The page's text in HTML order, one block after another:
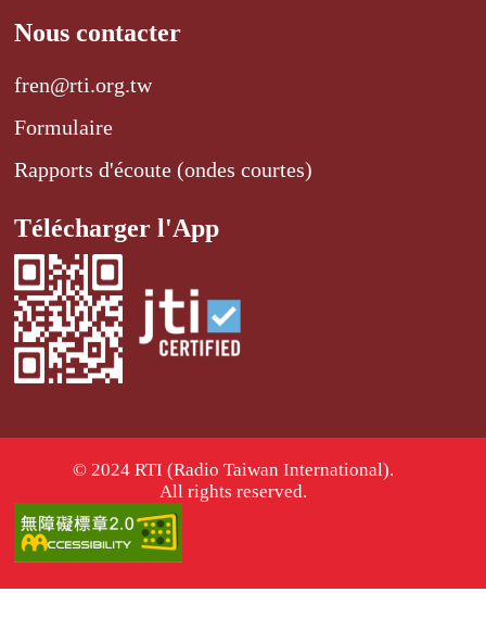
Nous contacter
fren@rti.org.tw
Formulaire
Rapports d'écoute (ondes courtes)
Télécharger l'App
© 2024 RTI (Radio Taiwan International).
All rights reserved.